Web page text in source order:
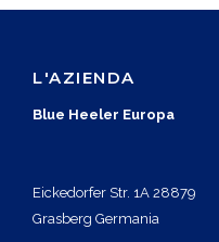
L'AZIENDA
Blue Heeler Europa
Eickedorfer Str. 1A 28879
Grasberg Germania